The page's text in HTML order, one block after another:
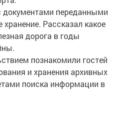
документами переданными
Рассказал какое
дорога в годы
познакомили гостей
и хранения архивных
поиска информации в